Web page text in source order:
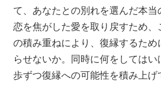
て、あなたとの別れを選んだ本当
恋を焦がした愛を取り戻すため、
の積み重ねにより、復縁するた
らせないか。同時に何をしては
歩ずつ復縁への可能性を積み上げ